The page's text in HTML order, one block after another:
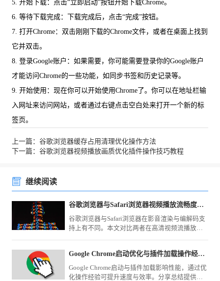
5. 开始下载：点击“立即启动”按钮开始下载Chrome。
6. 等待下载完成：下载完成后，点击“完成”按钮。
7. 打开Chrome：双击刚刚下载的Chrome文件，或者在桌面上找到
它并双击。
8. 登录Google账户：如果需要，你可能需要登录你的Google账户
才能访问Chrome的一些功能，如同步书签和历史记录等。
9. 开始使用：现在你可以开始使用Chrome了。你可以在地址栏输
入网址来访问网站，或者通过右键点击空白处来打开一个新的标
签页。
上一篇：谷歌浏览器缓存占用清理优化操作方法
下一篇：谷歌浏览器视频播放画质优化插件操作技巧教程
继续阅读
谷歌浏览器与Safari浏览器视频播放流畅度对比
谷歌浏览器与Safari浏览器在影音渲染与编解码支
持上有不同。本文对比两者在高清视频流播放、
Google Chrome启动优化与插件加载操作经验分享
Google Chrome启动与插件加载影响性能，通过优
化操作经验可提升速度与效率。分享总结提供实